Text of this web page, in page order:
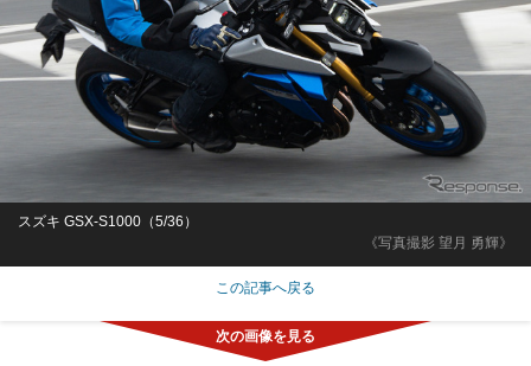
《写真撮影 望月 勇輝》
スズキ GSX-S1000（5/36）
この記事へ戻る